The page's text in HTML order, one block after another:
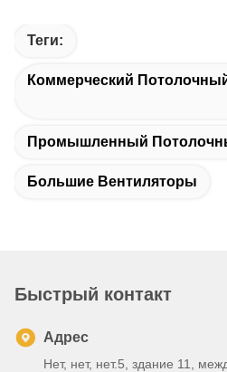
Теги:
Коммерческий
Промышленный
Большие Вентиляторы
Быстрый контакт
Адрес
Нет, нет, нет.5, здание 11,